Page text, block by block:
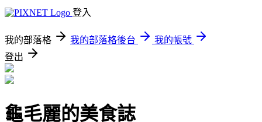
登入
我的部落格 我的部落格後台
我的帳號
登出
龜毛麗的美食誌